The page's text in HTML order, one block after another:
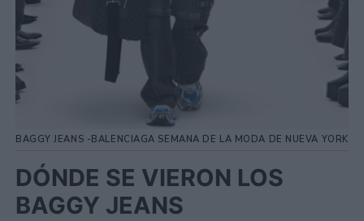
BAGGY JEANS -BALENCIAGA SEMANA DE LA MODA DE NUEVA YORK
DÓNDE SE VIERON LOS
BAGGY JEANS